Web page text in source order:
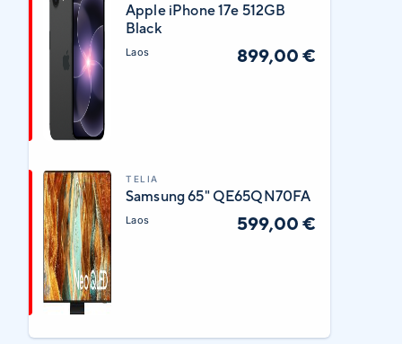
Apple iPhone 17e 512GB
Black
Laos 899,00 €
TELIA
Samsung 65" QE65QN70FA
Laos 599,00 €